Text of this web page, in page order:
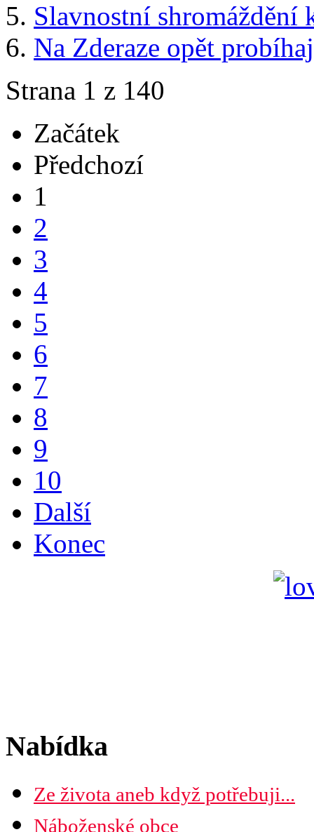
Slavnostní shromáždění
Na Zderaze opět
Strana 1 z 140
Začátek
Předchozí
1
2
3
4
5
6
7
8
9
10
Další
Konec
Nabídka
Ze života aneb když potřebuji...
Náboženské obce